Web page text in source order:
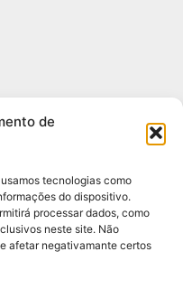
de
tecnologias como
do dispositivo.
processar dados, como
neste site. Não
afetar negativamante certos
PC Gamer e guias